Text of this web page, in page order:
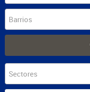
Barrios
Sectores